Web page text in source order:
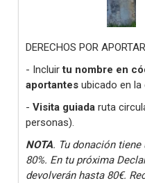
DERECHOS POR
- Incluirtu nombre en
aportantes ubicado en
- Visita guiada ruta
personas).
NOTA. Tu donación tiene
80%. En tu próxima
devolverán hasta 80€.